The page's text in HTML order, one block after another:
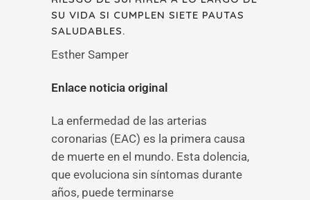
SU VIDA SI CUMPLEN SIETE PAUTAS
SALUDABLES.
Esther Samper
Enlace noticia original
La enfermedad de las arterias
coronarias (EAC) es la primera causa
de muerte en el mundo. Esta dolencia,
que evoluciona sin síntomas durante
años, puede terminarse